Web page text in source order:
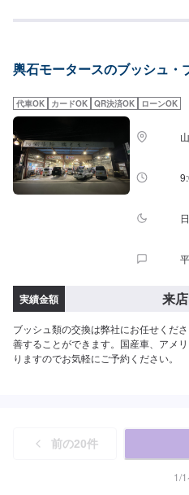
り傷、へこみ、クリア剥げを鈑金で修
について◯新品・中古パーツのお持ち
す。作業中は代車をご利用ください。
す。【定休日・営業時間】定休日：日
輿石モータースのブッシュ・
代車OK カードOK QR決済OK ローンOK
実績金額 来
ブッシュ類の交換は弊社にお任せくだ
善することができます。国産車、アメ
りますのでお気軽にご予約ください。
前の20件
1/1